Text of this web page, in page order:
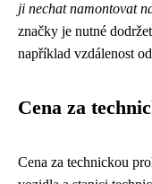
ji nechat namontovat
značky je nutné
například vzdálenost
Cena za
Cena za technickou